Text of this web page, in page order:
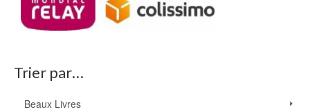
Trier par…
Beaux Livres